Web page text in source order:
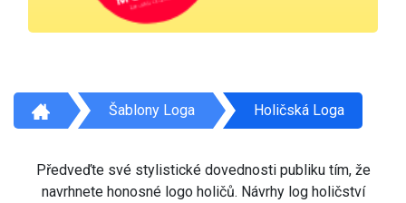
Šablony Loga Holičská Loga
Předveďte své stylistické dovednosti publiku tím, že
navrhnete honosné logo holičů. Návrhy log holičství